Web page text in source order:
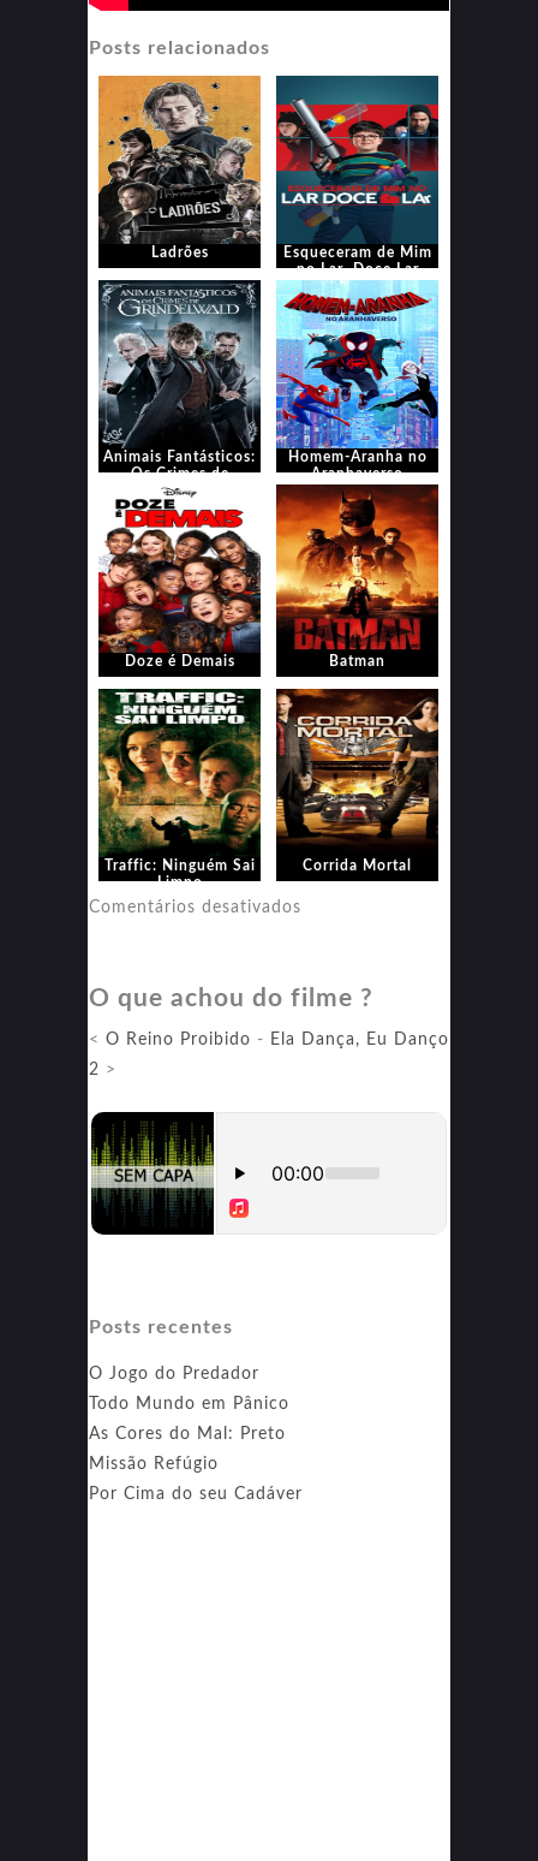
Posts relacionados
Ladrões
Esqueceram de Mim
no Lar, Doce Lar
Animais Fantásticos:
Os Crimes de
Grindelwald
Homem-Aranha no
Aranhaverso
Doze é Demais Batman
Traffic: Ninguém Sai
Limpo
Corrida Mortal
Comentários desativados
O que achou do filme ?
< O Reino Proibido - Ela Dança, Eu Danço
2 >
Posts recentes
O Jogo do Predador
Todo Mundo em Pânico
As Cores do Mal: Preto
Missão Refúgio
Por Cima do seu Cadáver